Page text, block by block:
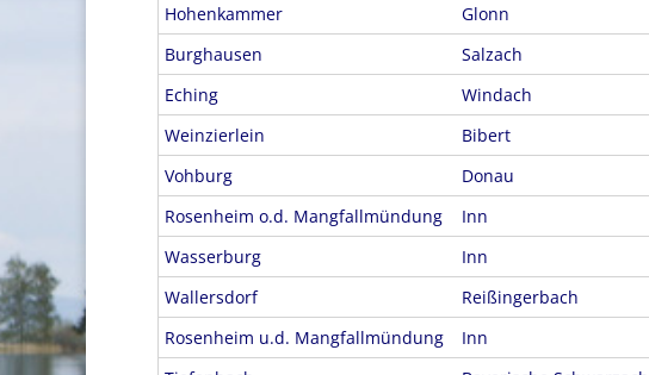
Hohenkammer Glonn
Burghausen
Salzach
Eching
Windach
Weinzierlein
Bibert
Vohburg
Donau
Rosenheim o.d. Mangfallmündung
Inn
Wasserburg
Inn
Wallersdorf
Reißingerbach
Rosenheim u.d. Mangfallmündung
Inn